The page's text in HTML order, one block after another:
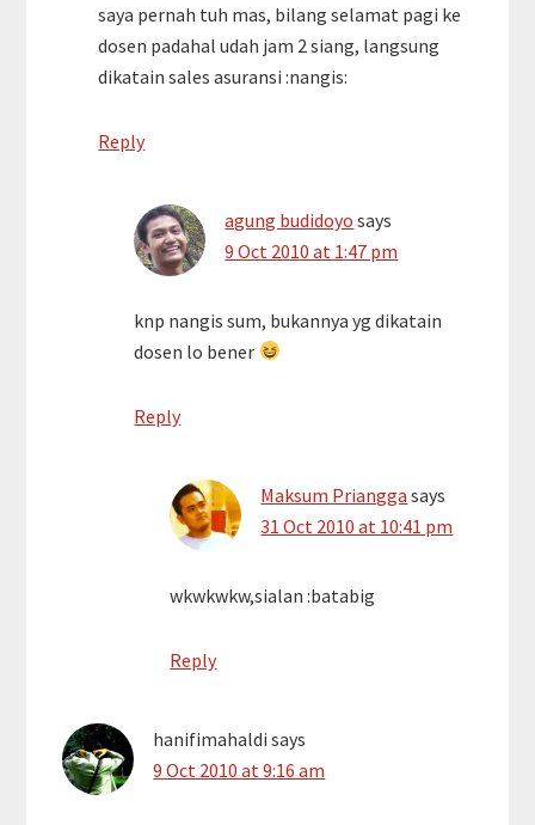
saya pernah tuh mas, bilang selamat pagi ke
dosen padahal udah jam 2 siang, langsung
dikatain sales asuransi :nangis:
Reply
agung budidoyo says
9 Oct 2010 at 1:47 pm
knp nangis sum, bukannya yg dikatain
dosen lo bener
Reply
Maksum Priangga says
31 Oct 2010 at 10:41 pm
wkwkwkw,sialan :batabig
Reply
hanifimahaldi says
9 Oct 2010 at 9:16 am